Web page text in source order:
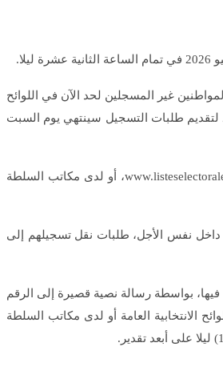
النواب المقرر إجراؤها يوم 23 سبتمبر 2026، يذكر وزير الداخلية المواطنات والمواطنين غير المسجلين لحد الآن في اللوائح
من العمر 18 سنة شمسية كاملة على الأقل أو الذين سيبلغون هذا السن في 23 سبتمبر 2026، أن الأجل المحدد لتقديم طلبات التسجيل سينتهي يوم السبت
وأضاف المصدر ذاته أنه “تبعا لذلك، فإنه يتعين عليهم تقديم طلبات تسجيلهم قبل انصرام الأجل المذكور عن طريق الموقع الإلكتروني الخاص باللوائح الانتخابية العامة: www.listeselectorales.ma، أو لدى مكاتب السلطة
داخل نفس الأجل، طلبات نقل تسجيلهم إلى
فيها، بواسطة رسالة نصية قصيرة إلى الرقم
الانتخابية العامة أو لدى مكاتب السلطة